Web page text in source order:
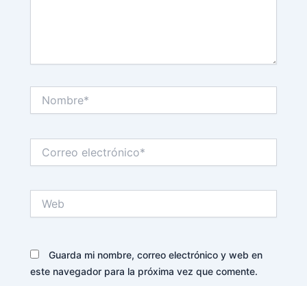
electrónico*
Guarda mi nombre, correo electrónico y web en
este navegador para la próxima vez que comente.